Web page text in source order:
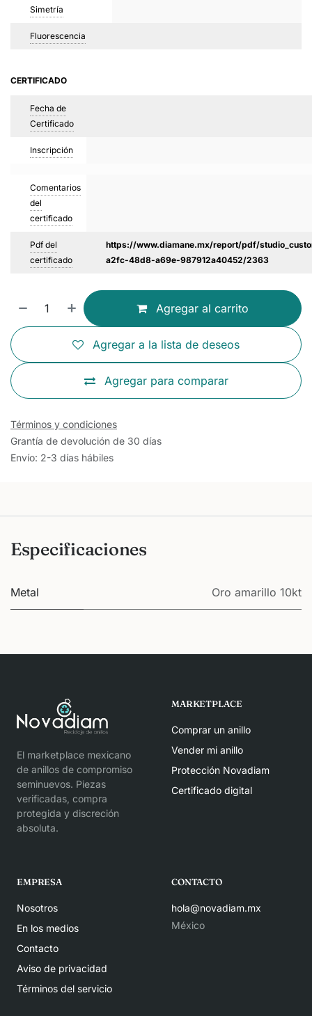
Simetría
Fluorescencia
CERTIFICADO
Fecha de
Certificado
Inscripción
Comentarios
del
certificado
Pdf del
certificado
https://www.diamane.mx/report/pdf/
a2fc-48d8-a69e-987912a40452/2363
Agregar al carrito
Agregar para comparar
Agregar a la lista de deseos
Términos y condiciones
Grantía de devolución de 30 días
Envío: 2-3 días hábiles
Especificaciones
Metal Oro amarillo 10kt
El marketplace mexicano
de anillos de compromiso
seminuevos. Piezas
verificadas, compra
protegida y discreción
absoluta.
MARKETPLACE
Comprar un anillo
Vender mi anillo
Protección Novadiam
Certificado digital
EMPRESA
Nosotros
En los medios
Contacto
Aviso de privacidad
Términos del servicio
CONTACTO
hola@novadiam.mx
México